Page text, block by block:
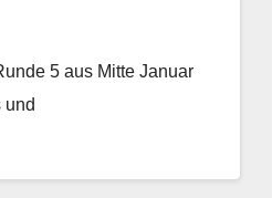
5 aus Mitte Januar
und